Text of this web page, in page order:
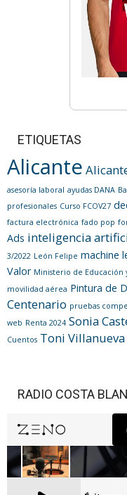
ETIQUETAS
Alicante
asesoría laboral ayudas DANA
profesionales Curso FCOV27
factura electrónica fado pop
Ads inteligencia
3/2022 León Felipe machine
Valor Ministerio de Educación
movilidad aérea Pintura de
Centenario pruebas
web Renta 2024 Sonia
Cuentos Toni Villanueva
RADIO COSTA